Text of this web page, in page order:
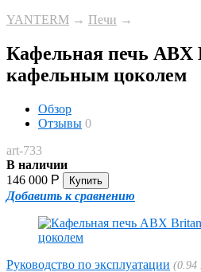
YANTERM → Печи →
Кафельная печь ABX
кафельным цоколем
Обзор
Отзывы 0
art-733
В наличии
146 000 Р
Добавить к сравнению
Руководство по эксплуатации 0.94